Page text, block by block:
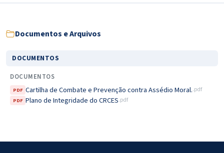
Documentos e Arquivos
DOCUMENTOS
DOCUMENTOS
PDF Cartilha de Combate e Prevenção contra Assédio Moral..pdf
PDF Plano de Integridade do CRCES.pdf